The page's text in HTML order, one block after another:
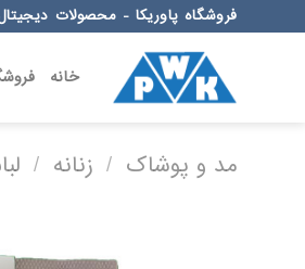
to
فروشگاه پاوریکا - محصولات
خانه
مد و پوشاک / زنانه /